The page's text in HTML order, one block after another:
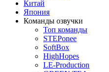
Китай
Япония
Команды озвучки
Топ команды
STEPonee
SoftBox
HighHopes
LE-Production